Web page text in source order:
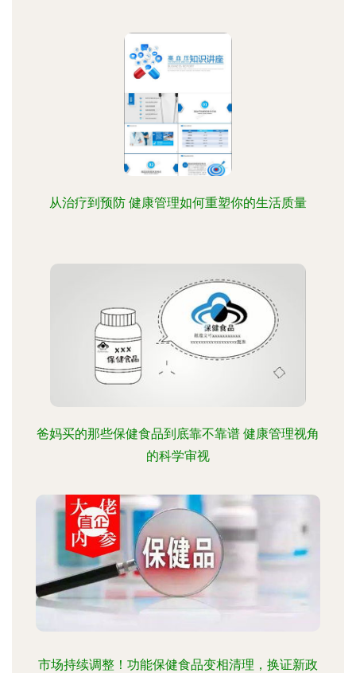
从治疗到预防 健康管理如何重塑你的生活质量
爸妈买的那些保健食品到底靠不靠谱 健康管理视角
的科学审视
市场持续调整！功能保健食品变相清理，换证新政